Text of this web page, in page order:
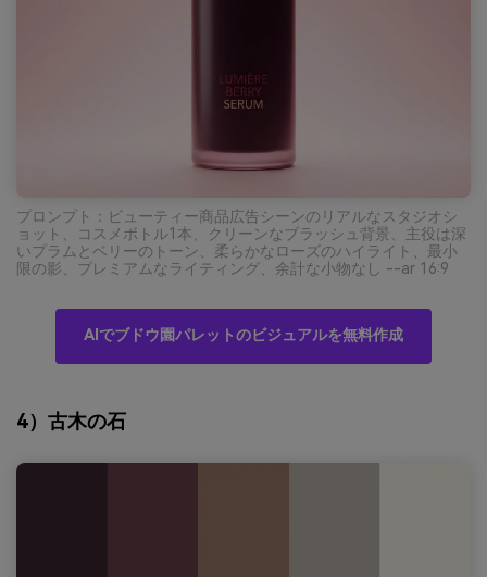
プロンプト：ビューティー商品広告シーンのリアルなスタジオシ
ョット、コスメボトル1本、クリーンなブラッシュ背景、主役は深
いプラムとベリーのトーン、柔らかなローズのハイライト、最小
限の影、プレミアムなライティング、余計な小物なし --ar 16:9
AIでブドウ園パレットのビジュアルを無料作成
4）古木の石